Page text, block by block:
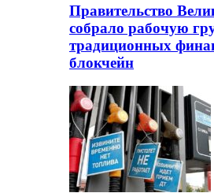
Правительство
собрало рабочую
традиционных
блокчейн